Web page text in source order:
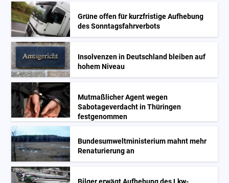
Grüne offen für kurzfristige Aufhebung
des Sonntagsfahrverbots
Insolvenzen in Deutschland bleiben auf
hohem Niveau
Mutmaßlicher Agent wegen
Sabotageverdacht in Thüringen
festgenommen
Bundesumweltministerium mahnt mehr
Renaturierung an